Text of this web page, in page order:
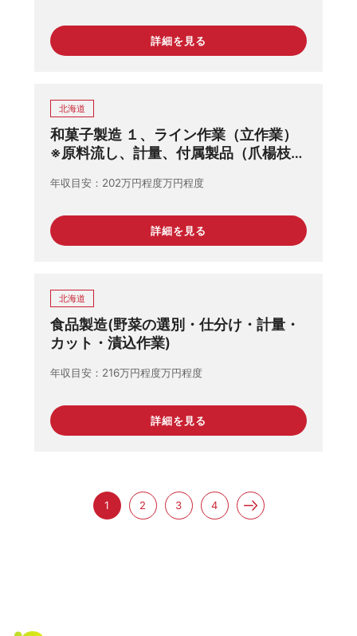
詳細を見る
北海道
和菓子製造 １、ライン作業（立作業）
※原料流し、計量、付属製品（爪楊枝
箱詰め業務※出来上がった商品の箱詰
年収目安 202万円程度万円程度
詳細を見る
北海道
食品製造(野菜の選別・仕分け・計量・
カット・漬込作業)
年収目安 216万円程度万円程度
詳細を見る
1 2 3 4